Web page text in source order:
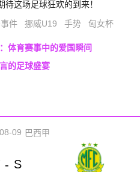
这场足球狂欢的到来！
件 挪威U19 手势 匈女杯
体育赛事中的爱国瞬间
的足球盛宴
08-09 巴西甲
- S